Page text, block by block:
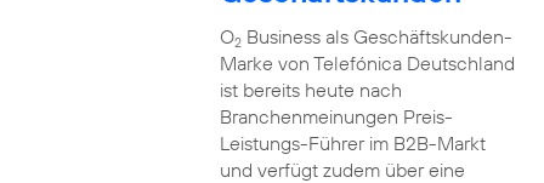
O2Business als Geschäftskunden-
Marke von Telefónica Deutschland
ist bereits heute nach
Branchenmeinungen Preis-
Leistungs-Führer im B2B-Markt
und verfügt zudem über eine